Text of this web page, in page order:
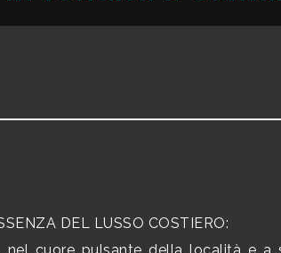
DEL LUSSO COSTIERO: